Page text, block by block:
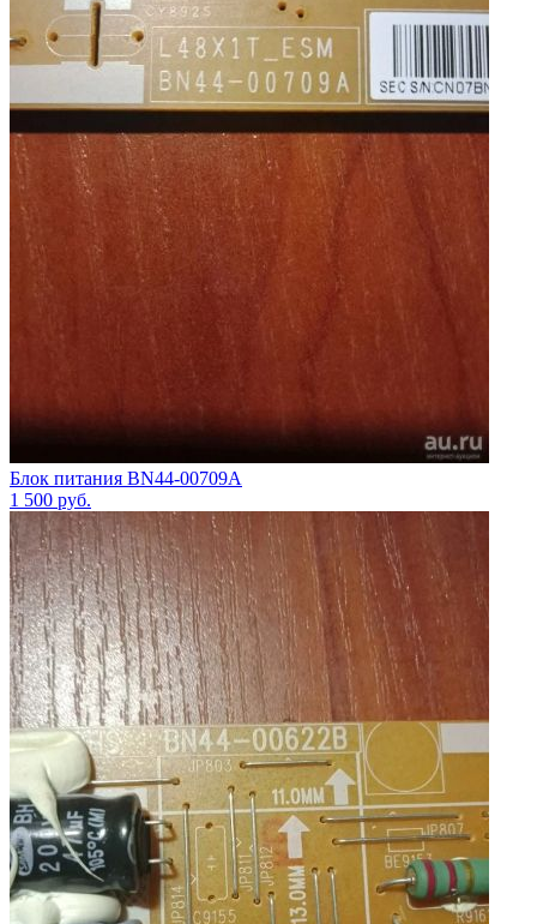
Блок питания BN44-00709A
1 500 руб.